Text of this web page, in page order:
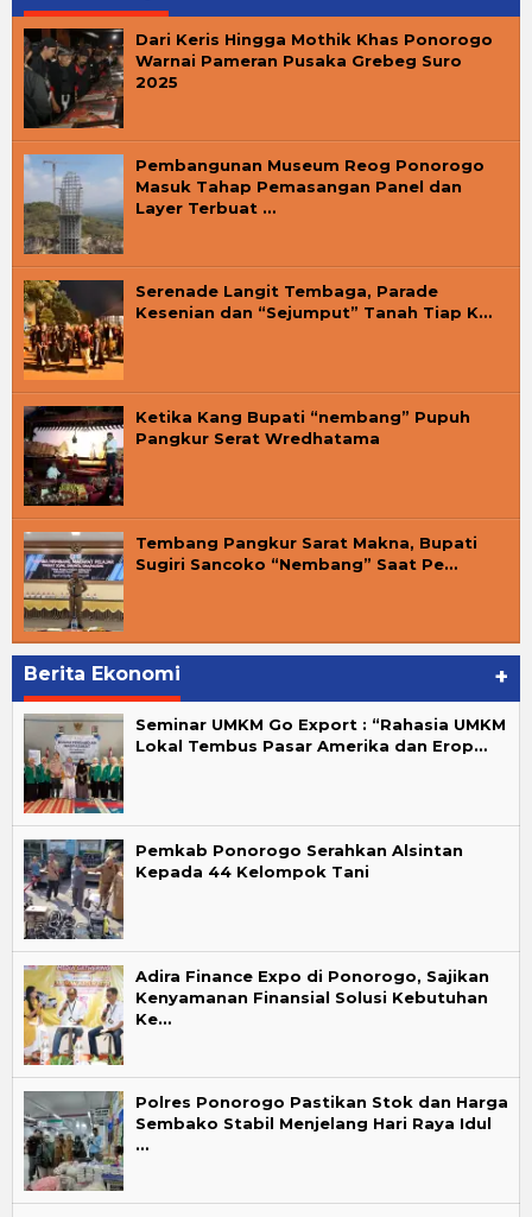
Dari Keris Hingga Mothik Khas Ponorogo
Warnai Pameran Pusaka Grebeg Suro
2025
Pembangunan Museum Reog Ponorogo
Masuk Tahap Pemasangan Panel dan
Layer Terbuat …
Serenade Langit Tembaga, Parade
Kesenian dan “Sejumput” Tanah Tiap K…
Ketika Kang Bupati “nembang” Pupuh
Pangkur Serat Wredhatama
Tembang Pangkur Sarat Makna, Bupati
Sugiri Sancoko “Nembang” Saat Pe…
Berita Ekonomi +
Seminar UMKM Go Export : “Rahasia UMKM
Lokal Tembus Pasar Amerika dan Erop…
Pemkab Ponorogo Serahkan Alsintan
Kepada 44 Kelompok Tani
Adira Finance Expo di Ponorogo, Sajikan
Kenyamanan Finansial Solusi Kebutuhan
Ke…
Polres Ponorogo Pastikan Stok dan Harga
Sembako Stabil Menjelang Hari Raya Idul
…